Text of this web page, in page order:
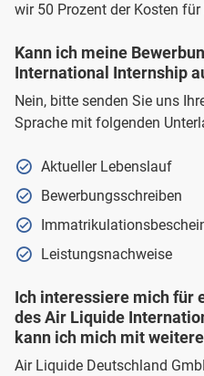
wir 50 Prozent der Kosten
Kann ich meine
International Internship
Nein, bitte senden Sie uns
Sprache mit folgenden
Aktueller Lebenslauf
Bewerbungsschreiben
Leistungsnachweise
Ich interessiere mich für
des Air Liquide
kann ich mich mit
Air Liquide Deutschland